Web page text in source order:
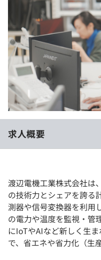
インタビュー
就活成功ガイド
リファレンス
プラン
個人向けプラン
法人向けプラン
学校向けプラン
契約内容・クーポン
再チャレンジ結果一覧
note
求人概要
渡辺電機工業株式会社は
の技術力とシェアを誇る
測器や信号変換器を利用
の電力や温度を監視・管
にIoTやAIなど新しく生
で、省エネや省力化（生